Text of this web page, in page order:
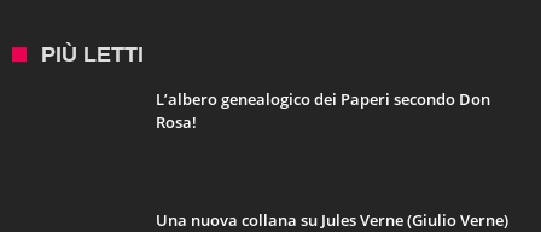
PIÙ LETTI
L’albero genealogico dei Paperi secondo Don
Rosa!
Una nuova collana su Jules Verne (Giulio Verne)